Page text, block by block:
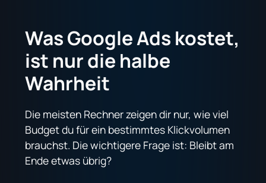
Was Google Ads kostet,
ist nur die halbe
Wahrheit
Die meisten Rechner zeigen dir nur, wie viel
Budget du für ein bestimmtes Klickvolumen
brauchst. Die wichtigere Frage ist: Bleibt am
Ende etwas übrig?